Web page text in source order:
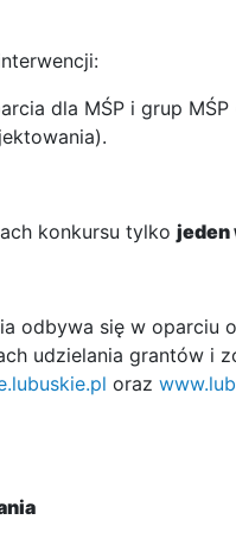
dla MŚP i grup
konkursu tylko jeden
odbywa się w oparciu
udzielania grantów i
oraz